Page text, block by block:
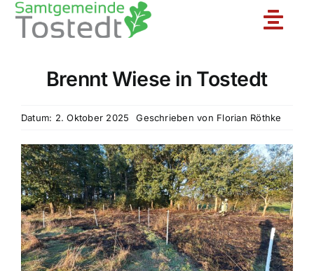
Zum
Toggle
Unsere Feuerwehr
Jugendfeuerwehr
Aktuelles
Brennt Wiese in Tostedt
Datum: 2. Oktober 2025 Geschrieben von Florian Röthke